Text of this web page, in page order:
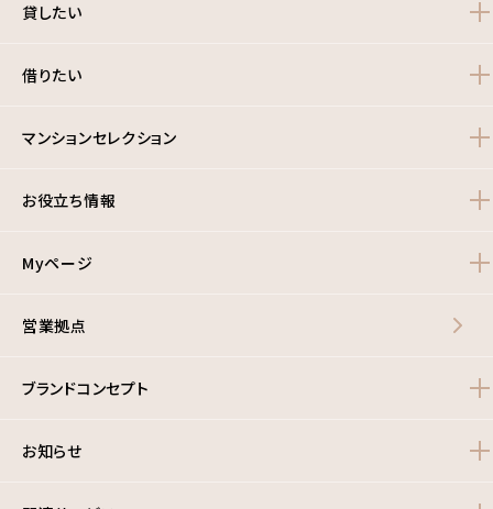
貸したい
借りたい
マンションセレクション
お役立ち情報
Myページ
営業拠点
ブランドコンセプト
お知らせ